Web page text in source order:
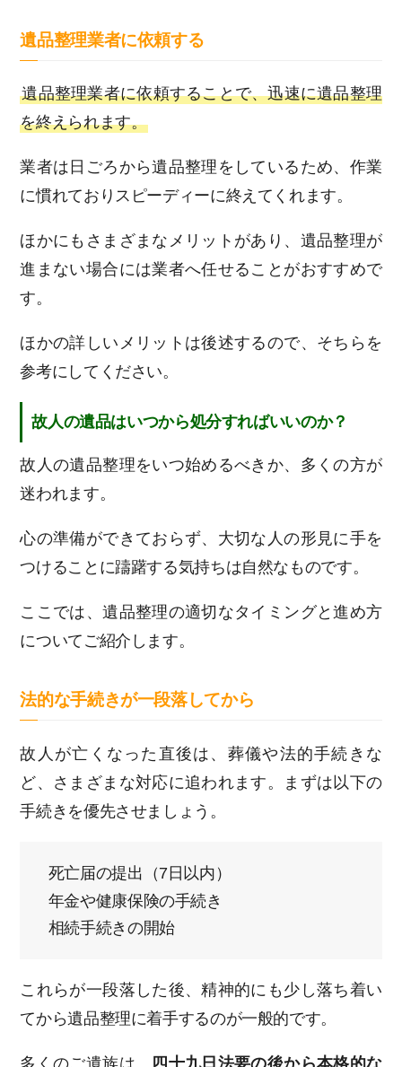
遺品整理業者に依頼する
遺品整理業者に依頼することで、迅速に遺品整理
を終えられます。
業者は日ごろから遺品整理をしているため、作業
に慣れておりスピーディーに終えてくれます。
ほかにもさまざまなメリットがあり、遺品整理が
進まない場合には業者へ任せることがおすすめで
す。
ほかの詳しいメリットは後述するので、そちらを
参考にしてください。
故人の遺品はいつから処分すればいいのか？
故人の遺品整理をいつ始めるべきか、多くの方が
迷われます。
心の準備ができておらず、大切な人の形見に手を
つけることに躊躇する気持ちは自然なものです。
ここでは、遺品整理の適切なタイミングと進め方
についてご紹介します。
法的な手続きが一段落してから
故人が亡くなった直後は、葬儀や法的手続きな
ど、さまざまな対応に追われます。まずは以下の
手続きを優先させましょう。
死亡届の提出（7日以内）
年金や健康保険の手続き
相続手続きの開始
これらが一段落した後、精神的にも少し落ち着い
てから遺品整理に着手するのが一般的です。